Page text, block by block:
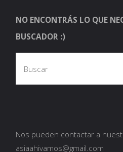
NO ENCONTRÁS LO QUE
BUSCADOR :)
Nos pueden contactar a
asiaahivamos@gmail.com